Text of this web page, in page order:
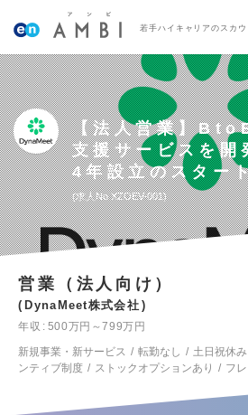
若手ハイキャリアのスカ
【法人営業】
支援サービスを
4年設立のスター
求人No.XZOEV-001
営業（法人向け）
DynaMeet株式会社
年収
500万円～799万円
新規事業・新サービス
転勤なし 土日祝休み
ンティブ制度
ストックオプションあり フ